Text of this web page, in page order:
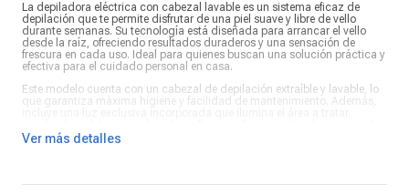
La depiladora eléctrica con cabezal lavable es un sistema eficaz de
depilación que te permite disfrutar de una piel suave y libre de vello
durante semanas. Su tecnología está diseñada para arrancar el vello
desde la raíz, ofreciendo resultados duraderos y una sensación de
frescura en cada uso. Ideal para quienes buscan una solución práctica y
efectiva para el cuidado personal en casa.
Este modelo cuenta con un cabezal de depilación extraíble y lavable, lo
que garantiza máxima higiene y facilidad de mantenimiento. Además,
zonas sin depilar. Así, cada sesión resulta más precisa y eficiente,
Su diseño ergonómico y forma redondeada se adapta perfectamente a
Ver más detalles